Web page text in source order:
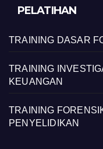
PELATIHAN
TRAINING DASAR
TRAINING
KEUANGAN
TRAINING
PENYELIDIKAN